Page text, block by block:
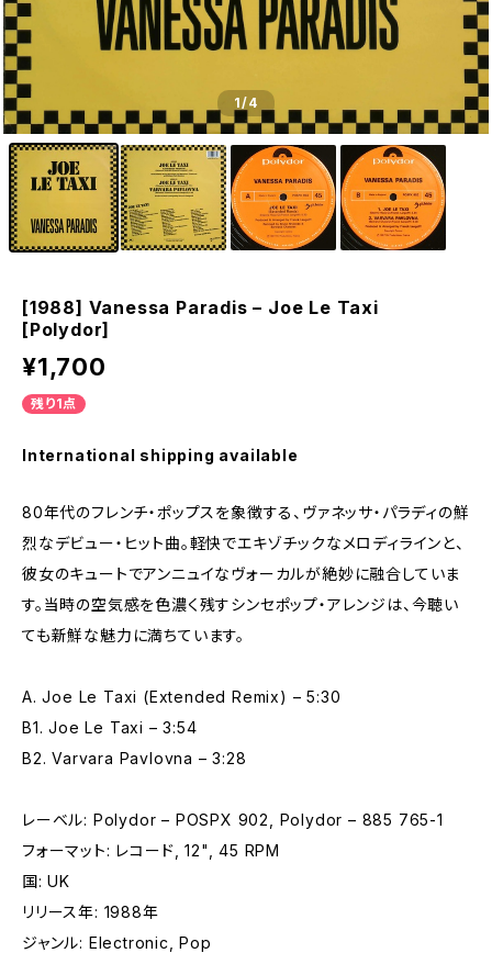
1/4
[1988] Vanessa Paradis – Joe Le Taxi
[Polydor]
¥1,700
残り1点
International shipping available
80年代のフレンチ・ポップスを象徴する、ヴァネッサ・パラディの鮮
烈なデビュー・ヒット曲。軽快でエキゾチックなメロディラインと、
彼女のキュートでアンニュイなヴォーカルが絶妙に融合していま
す。当時の空気感を色濃く残すシンセポップ・アレンジは、今聴い
ても新鮮な魅力に満ちています。
A. Joe Le Taxi (Extended Remix) – 5:30
B1. Joe Le Taxi – 3:54
B2. Varvara Pavlovna – 3:28
レーベル: Polydor – POSPX 902, Polydor – 885 765-1
フォーマット: レコード, 12", 45 RPM
国: UK
リリース年: 1988年
ジャンル: Electronic, Pop